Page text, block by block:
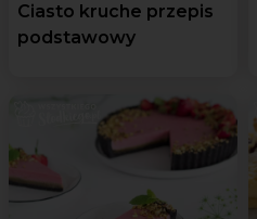
Ciasto kruche przepis
podstawowy